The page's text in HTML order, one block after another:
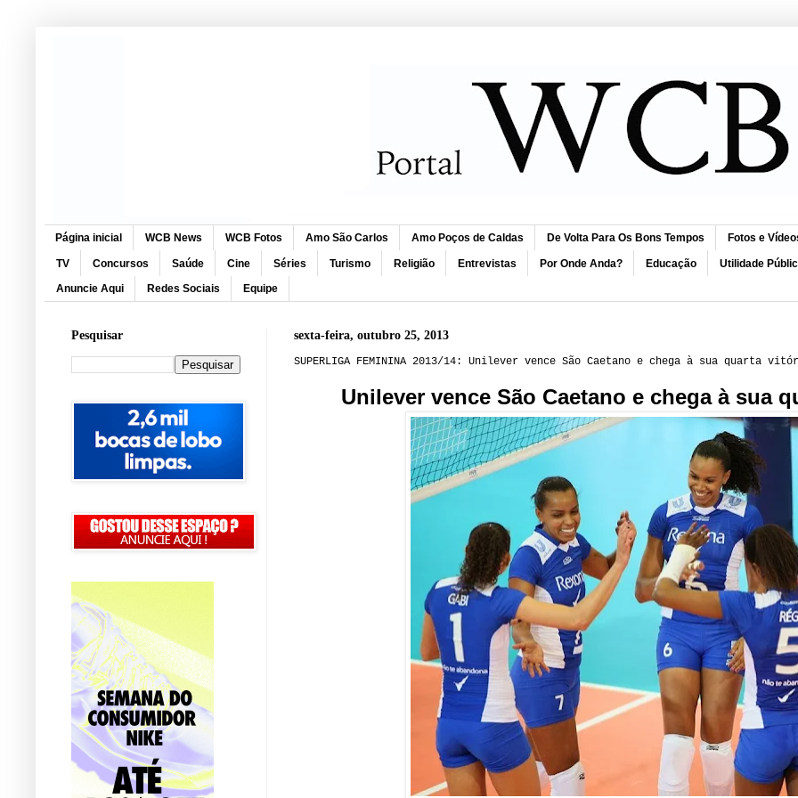
Página inicial WCB News WCB Fotos Amo São Carlos Amo Poços de Caldas De Volta Para Os Bons Tempos Fotos e
TV Concursos Saúde Cine Séries Turismo Religião Entrevistas Por Onde Anda? Educação Utilidade
Anuncie Aqui Redes Sociais Equipe
sexta-feira, outubro 25, 2013
SUPERLIGA FEMININA 2013/14: Unilever vence São Caetano e chega à sua quarta
Unilever vence São Caetano e chega à sua
Pesquisar